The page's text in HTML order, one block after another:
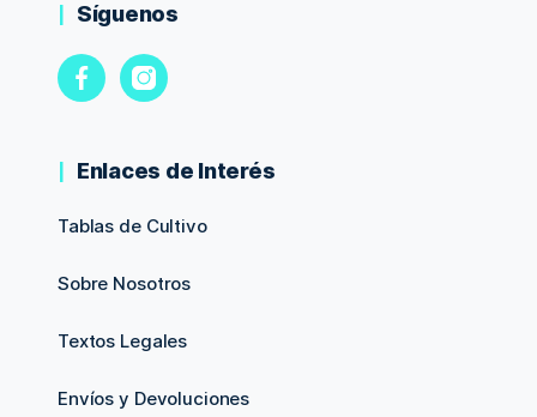
Síguenos
Enlaces de Interés
Tablas de Cultivo
Sobre Nosotros
Textos Legales
Envíos y Devoluciones